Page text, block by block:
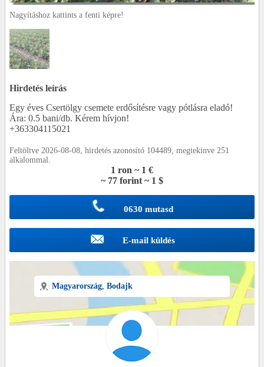
Nagyításhoz kattints a fenti képre!
Hirdetés leírás
Egy éves Csertölgy csemete erdősítésre vagy pótlásra eladó!
Ára: 0.5 bani/db. Kérem hívjon!
+363304115021
Feltöltve 2026-08-08, hirdetés azonosító 104489, megtekinve 251
alkalommal.
1 ron ~ 1 €
~ 77 forint ~ 1 $
0630 mutasd
E-mail küldés
Magyarország, Bodajk